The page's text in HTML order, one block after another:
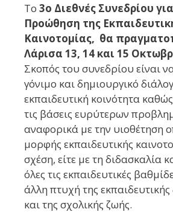
Το 3ο Διεθνές Συνεδρίου
Προώθηση της
Καινοτομίας, θα
Λάρισα 13, 14 και 15
Σκοπός του συνεδρίου είναι
γόνιμο και δημιουργικό
εκπαιδευτική κοινότητα
τις βάσεις ευρύτερων
αναφορικά με την υιοθέτηση
μορφής εκπαιδευτικής
σχέση, είτε με τη διδασκαλία
όλες τις εκπαιδευτικές
άλλη πτυχή της εκπαιδευτικής
και της σχολικής ζωής.